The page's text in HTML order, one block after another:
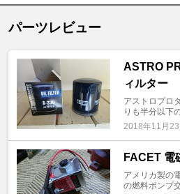
パーツレビュー
ASTRO
ィルター
アストロプロ
りも半分以下
2018年11月23
FACET
アメリカ製の
の燃料ポンプ